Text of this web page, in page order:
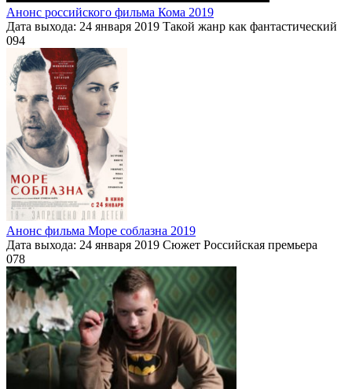
Анонс российского фильма Кома 2019
Дата выхода: 24 января 2019 Такой жанр как фантастический
094
Анонс фильма Море соблазна 2019
Дата выхода: 24 января 2019 Сюжет Российская премьера
078